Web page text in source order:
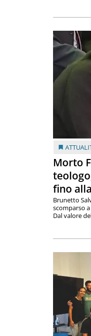
Morto
fino
Brunetto
scomparso
Dal valore